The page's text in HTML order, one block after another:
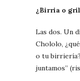
¿Birria o
Las dos. Un
Chololo,
o tu
juntamos”